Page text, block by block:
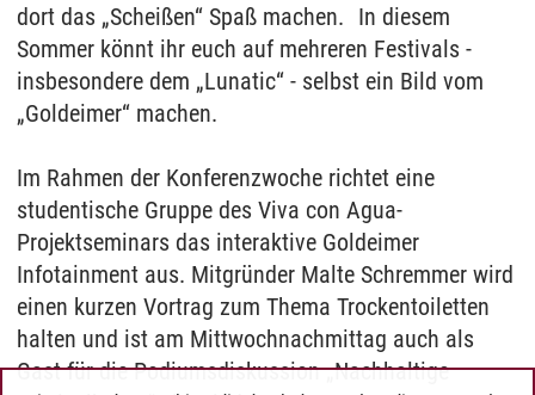
dort das „Scheißen“ Spaß machen. In diesem
Sommer könnt ihr euch auf mehreren Festivals -
insbesondere dem „Lunatic“ - selbst ein Bild vom
„Goldeimer“ machen.
Im Rahmen der Konferenzwoche richtet eine
studentische Gruppe des Viva con Agua-
Projektseminars das interaktive Goldeimer
Infotainment aus. Mitgründer Malte Schremmer wird
einen kurzen Vortrag zum Thema Trockentoiletten
halten und ist am Mittwochnachmittag auch als
Gast für die Podiumsdiskussion „Nachhaltige